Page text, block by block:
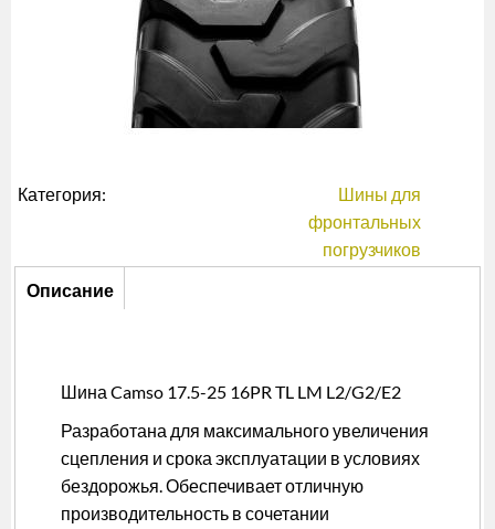
Категория:
Шины для
фронтальных
погрузчиков
Описание
Описание
Шина Camso 17.5-25 16PR TL LM L2/G2/E2
Разработана для максимального увеличения
сцепления и срока эксплуатации в условиях
бездорожья. Обеспечивает отличную
производительность в сочетании